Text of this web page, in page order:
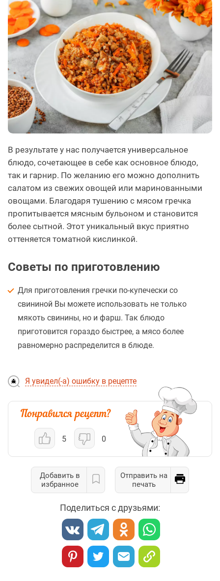
В результате у нас получается универсальное
блюдо, сочетающее в себе как основное блюдо,
так и гарнир. По желанию его можно дополнить
салатом из свежих овощей или маринованными
овощами. Благодаря тушению с мясом гречка
пропитывается мясным бульоном и становится
более сытной. Этот уникальный вкус приятно
оттеняется томатной кислинкой.
Советы по приготовлению
Для приготовления гречки по-купечески со
свининой Вы можете использовать не только
мякоть свинины, но и фарш. Так блюдо
приготовится гораздо быстрее, а мясо более
равномерно распределится в блюде.
Я увидел(-а) ошибку в рецепте
5 0
Добавить в
избранное
Отправить на
печать
Поделиться с друзьями: